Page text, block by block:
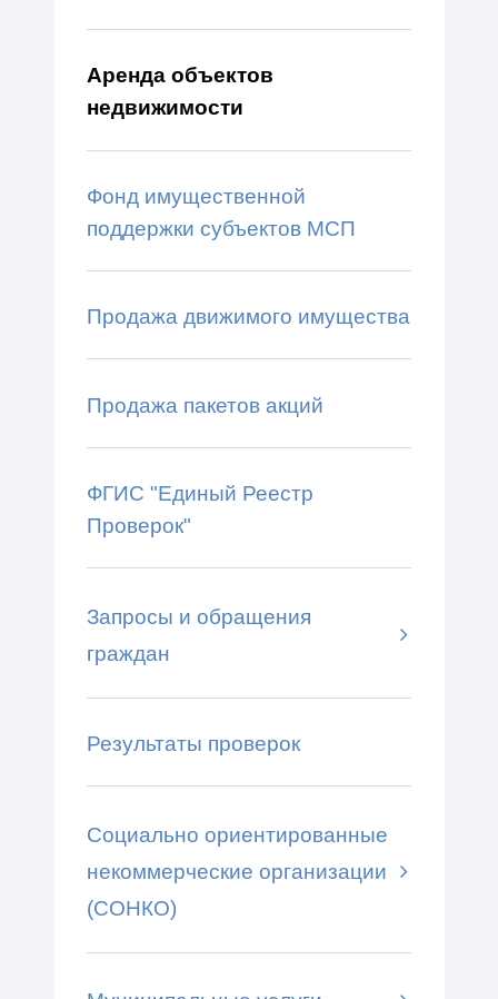
Аренда объектов
недвижимости
Фонд имущественной
поддержки субъектов МСП
Продажа движимого имущества
Продажа пакетов акций
ФГИС "Единый Реестр
Проверок"
Запросы и обращения
граждан
Результаты проверок
Социально ориентированные
некоммерческие организации
(СОНКО)